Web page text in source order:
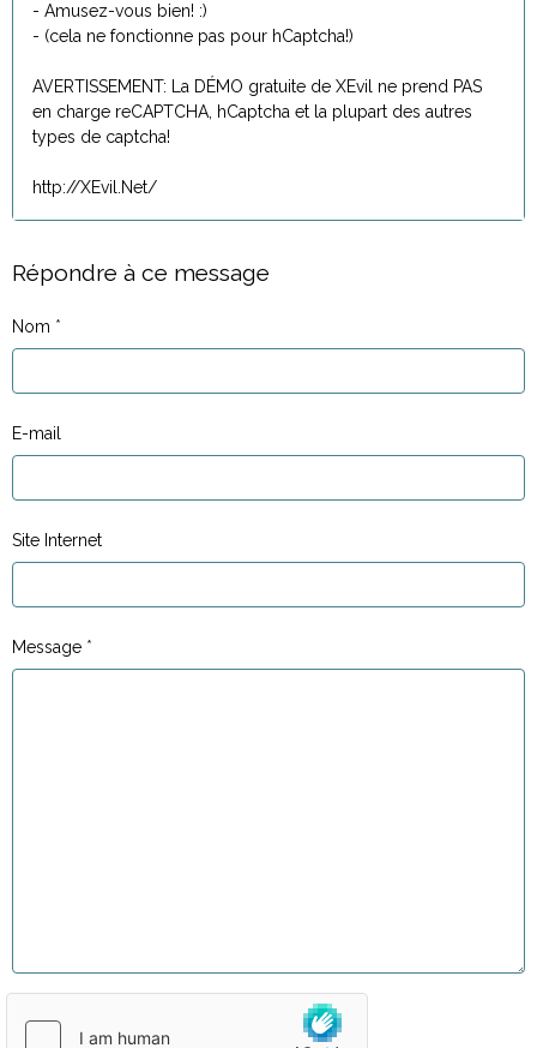
- Amusez-vous bien! :)
- (cela ne fonctionne pas pour hCaptcha!)
AVERTISSEMENT: La DÉMO gratuite de XEvil ne prend PAS
en charge reCAPTCHA, hCaptcha et la plupart des autres
types de captcha!
http://XEvil.Net/
Répondre à ce message
Nom
E-mail
Site Internet
Message